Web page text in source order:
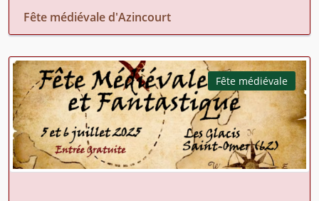
Fête médiévale d'Azincourt
Fête médiévale